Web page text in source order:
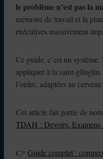
le problème n’est pas la
mémoire de travail et la
exécutives massivement
Ce guide, c’est un
appliquer à la saint-glinglin.
l’ordre, adaptées au
Cet article fait partie de
TDAH : Devoirs, Examens
👉 Guide complet :